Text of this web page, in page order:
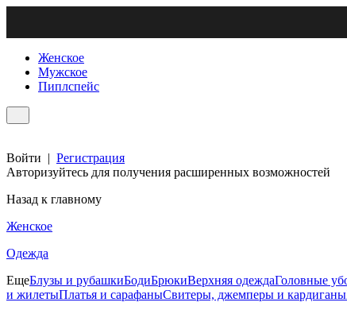
Женское
Мужское
Пиплспейс
Войти | Регистрация
Авторизуйтесь для получения расширенных возможностей
Назад к главному
Женское
Одежда
ЕщеБлузы и рубашкиБодиБрюкиВерхняя одеждаГоловные
и жилетыПлатья и сарафаныСвитеры, джемперы и кардиганы